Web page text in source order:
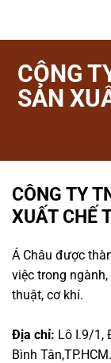
CÔNG
SẢN
CÔNG TY
XUẤT CHẾ
Á Châu được
việc trong
thuật, cơ khí.
Địa chỉ: Lô I.9/1,
Bình Tân,TP.HCM.